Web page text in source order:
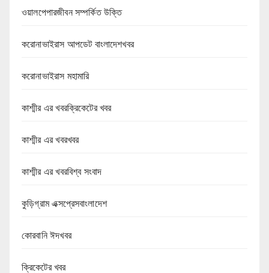
ওয়ালপেপারজীবন সম্পর্কিত উক্তি
করোনাভাইরাস আপডেট বাংলাদেশখবর
করোনাভাইরাস মহামারি
কাশ্মীর এর খবরক্রিকেটের খবর
কাশ্মীর এর খবরখবর
কাশ্মীর এর খবরবিশ্ব সংবাদ
কুড়িগ্রাম এক্সপ্রেসবাংলাদেশ
কোরবানি ঈদখবর
ক্রিকেটের খবর